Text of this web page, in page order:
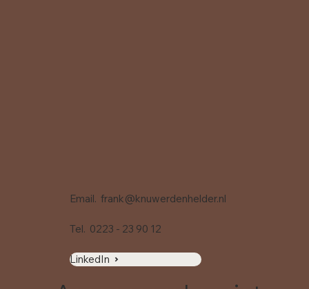
Email. frank@knuwerdenhelder.nl
Tel. 0223 - 23 90 12
LinkedIn